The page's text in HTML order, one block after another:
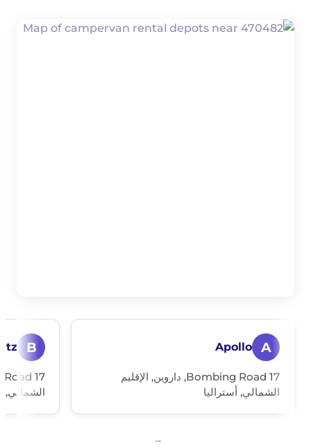
A
Apollo
17 Bombing Road, داروين, الإقليم
الشمالي, أستراليا
B
الشمالي,